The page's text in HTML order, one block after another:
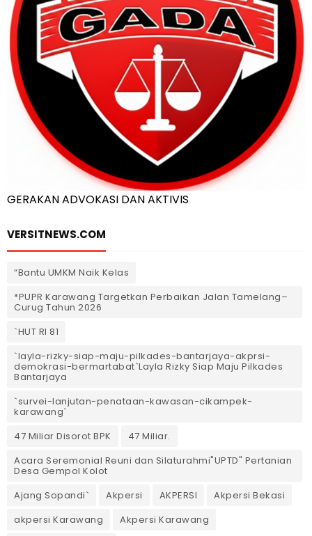
GERAKAN ADVOKASI DAN AKTIVIS
VERSITNEWS.COM
“Bantu UMKM Naik Kelas
*PUPR Karawang Targetkan Perbaikan Jalan Tamelang–
Curug Tahun 2026
`HUT RI 81
`layla-rizky-siap-maju-pilkades-bantarjaya-akprsi-
demokrasi-bermartabat`Layla Rizky Siap Maju Pilkades
Bantarjaya
`survei-lanjutan-penataan-kawasan-cikampek-
karawang`
47 Miliar Disorot BPK
47 Miliar.
Acara Seremonial Reuni dan Silaturahmi"UPTD" Pertanian
Desa Gempol Kolot
Ajang Sopandi`
Akpersi AKPERSI
Akpersi Bekasi
akpersi Karawang
Akpersi Karawang